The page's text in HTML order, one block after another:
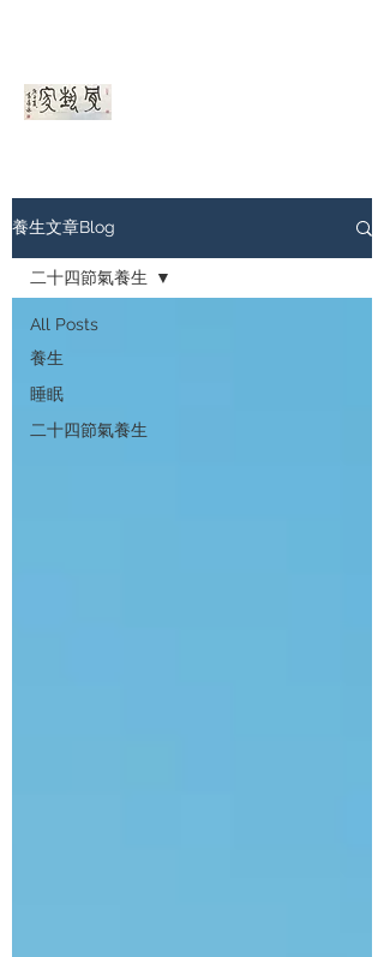
養生文章Blog
All Posts
養生
睡眠
二十四節氣養生
二十四節氣養生